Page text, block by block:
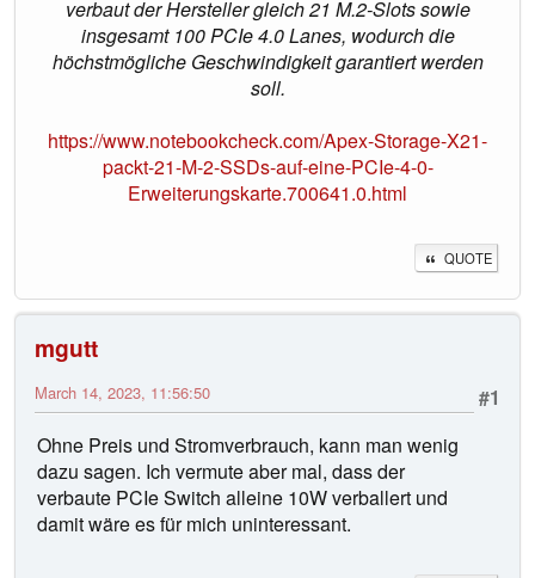
verbaut der Hersteller gleich 21 M.2-Slots sowie
insgesamt 100 PCIe 4.0 Lanes, wodurch die
höchstmögliche Geschwindigkeit garantiert werden
soll.
https://www.notebookcheck.com/Apex-Storage-X21-
packt-21-M-2-SSDs-auf-eine-PCIe-4-0-
Erweiterungskarte.700641.0.html
QUOTE
mgutt
#1
March 14, 2023, 11:56:50
Ohne Preis und Stromverbrauch, kann man wenig
dazu sagen. Ich vermute aber mal, dass der
verbaute PCIe Switch alleine 10W verballert und
damit wäre es für mich uninteressant.